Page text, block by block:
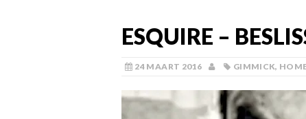
ESQUIRE –
24 MAART 2016 GIMMICK,